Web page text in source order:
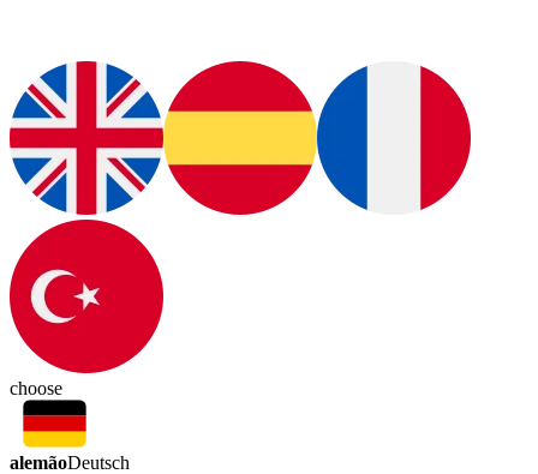
choose
alemãoDeutsch